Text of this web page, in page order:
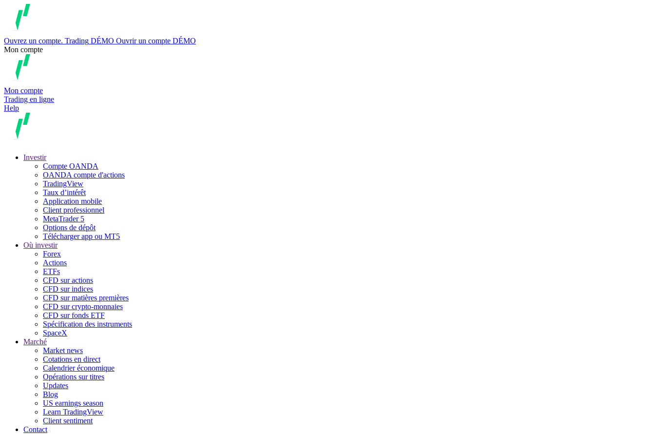
Ouvrez un compte. Trading DÉMO Ouvrir un compte DÉMO
Mon compte
Mon compte
Trading en ligne
Help
Investir
Compte OANDA
OANDA compte d'actions
TradingView
Taux d’intérêt
Application mobile
Client professionnel
MetaTrader 5
Options de dépôt
Télécharger app ou MT5
Où investir
Forex
Actions
ETFs
CFD sur actions
CFD sur indices
CFD sur matières premières
CFD sur crypto-monnaies
CFD sur fonds ETF
Spécification des instruments
SpaceX
Marché
Market news
Cotations en direct
Calendrier économique
Opérations sur titres
Updates
Blog
US earnings season
Learn TradingView
Client sentiment
Contact